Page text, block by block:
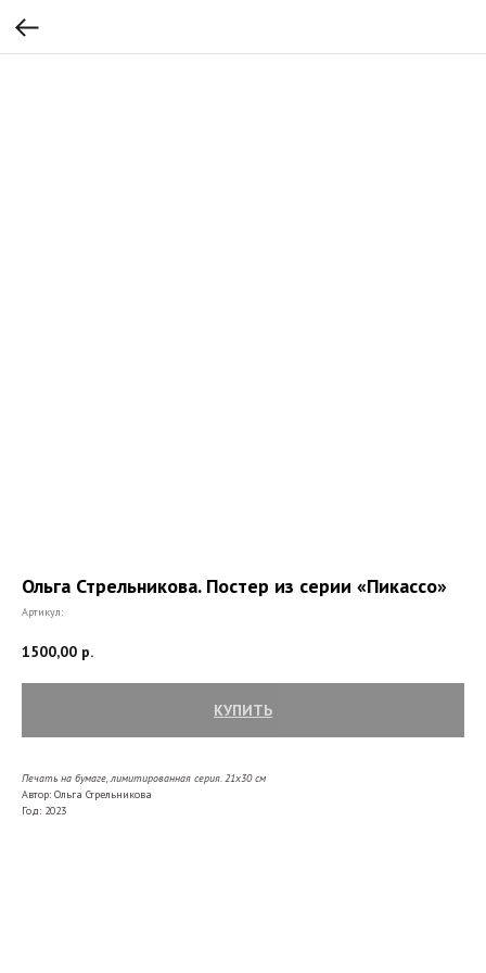
Ольга Стрельникова. Постер из серии «Пикассо»
Артикул:
1500,00 р.
КУПИТЬ
Печать на бумаге, лимитированная серия. 21х30 см
Автор: Ольга Стрельникова
Год: 2023